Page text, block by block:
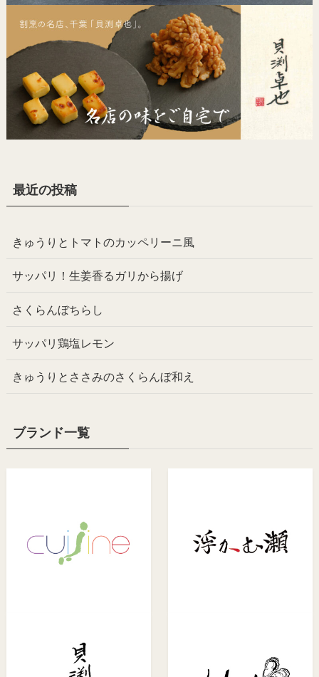
最近の投稿
きゅうりとトマトのカッペリーニ風
サッパリ！生姜香るガリから揚げ
さくらんぼちらし
サッパリ鶏塩レモン
きゅうりとささみのさくらんぼ和え
ブランド一覧